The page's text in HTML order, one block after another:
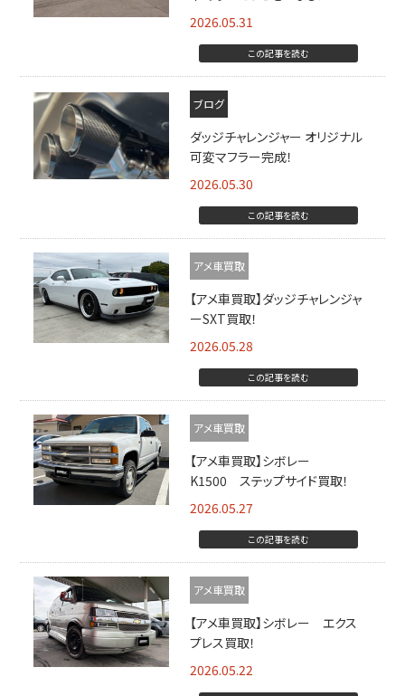
2026.05.31
この記事を読む
ブログ
ダッジチャレンジャー オリジナル
可変マフラー完成！
2026.05.30
この記事を読む
アメ車買取
【アメ車買取】ダッジチャレンジャ
ーSXT買取！
2026.05.28
この記事を読む
アメ車買取
【アメ車買取】シボレー
K1500 ステップサイド買取！
2026.05.27
この記事を読む
アメ車買取
【アメ車買取】シボレー エクス
プレス買取！
2026.05.22